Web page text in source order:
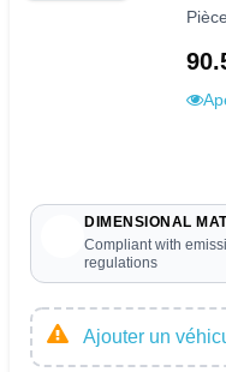
Pièce
DIMENSIONAL
Compliant with
regulations
Ajouter un